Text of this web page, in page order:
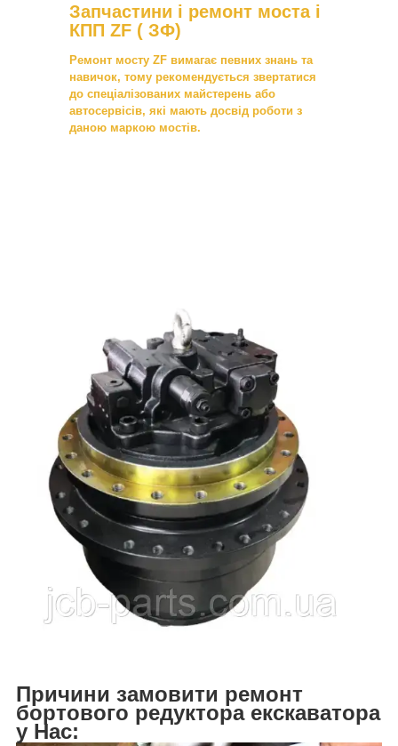
Запчастини і ремонт моста і
КПП ZF ( ЗФ)
Ремонт мосту ZF вимагає певних знань та
навичок, тому рекомендується звертатися
до спеціалізованих майстерень або
автосервісів, які мають досвід роботи з
даною маркою мостів.
Причини замовити ремонт
бортового редуктора екскаватора
у Нас: